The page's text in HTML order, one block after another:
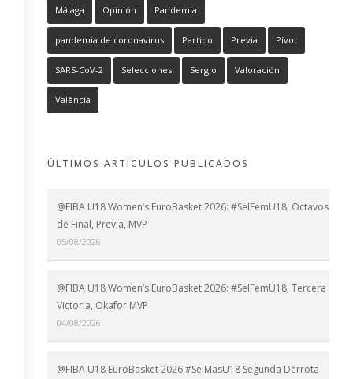
Málaga Opinión Pandemia
pandemia de coronavirus Partido Previa Pívot
SARS-CoV-2 Selecciones Sergio Valoración
València
ÚLTIMOS ARTÍCULOS PUBLICADOS
@FIBA U18 Women’s EuroBasket 2026: #SelFemU18, Octavos
de Final, Previa, MVP
05/08/2026
@FIBA U18 Women’s EuroBasket 2026: #SelFemU18, Tercera
Victoria, Okafor MVP
04/08/2026
@FIBA U18 EuroBasket 2026 #SelMasU18 Segunda Derrota